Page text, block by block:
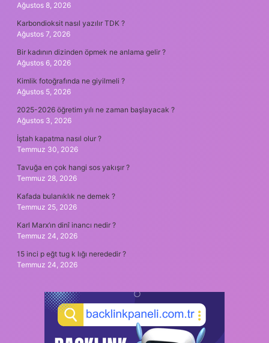
Ağustos 8, 2026
Karbondioksit nasıl yazılır TDK ?
Ağustos 7, 2026
Bir kadının dizinden öpmek ne anlama gelir ?
Ağustos 6, 2026
Kimlik fotoğrafında ne giyilmeli ?
Ağustos 5, 2026
2025-2026 öğretim yılı ne zaman başlayacak ?
Ağustos 3, 2026
İştah kapatma nasıl olur ?
Temmuz 30, 2026
Tavuğa en çok hangi sos yakışır ?
Temmuz 28, 2026
Kafada bulanıklık ne demek ?
Temmuz 25, 2026
Karl Marx’ın dinî inancı nedir ?
Temmuz 24, 2026
15 inci p eğt tug k lığı nerededir ?
Temmuz 24, 2026